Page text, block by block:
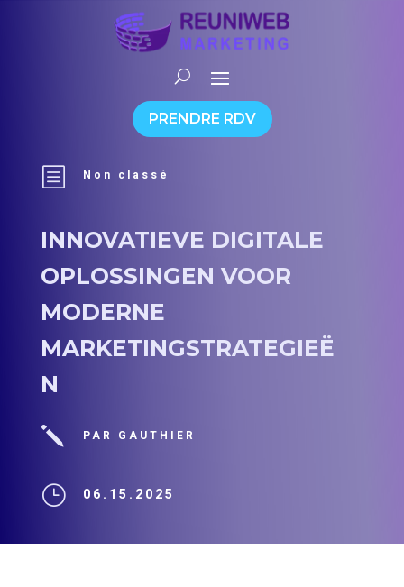
PRENDRE RDV
b Non classé
INNOVATIEVE DIGITALE
OPLOSSINGEN VOOR
MODERNE
MARKETINGSTRATEGIEË
N
j PAR GAUTHIER
} 06.15.2025